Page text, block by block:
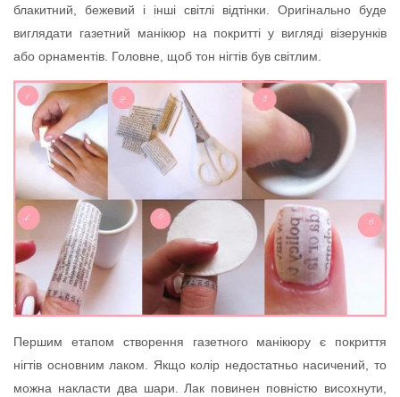
блакитний, бежевий і інші світлі відтінки. Оригінально буде
виглядати газетний манікюр на покритті у вигляді візерунків
або орнаментів. Головне, щоб тон нігтів був світлим.
Першим етапом створення газетного манікюру є покриття
нігтів основним лаком. Якщо колір недостатньо насичений, то
можна накласти два шари. Лак повинен повністю висохнути,